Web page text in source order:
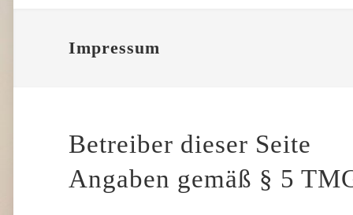
Impressum
Betreiber dieser Seite
Angaben gemäß § 5